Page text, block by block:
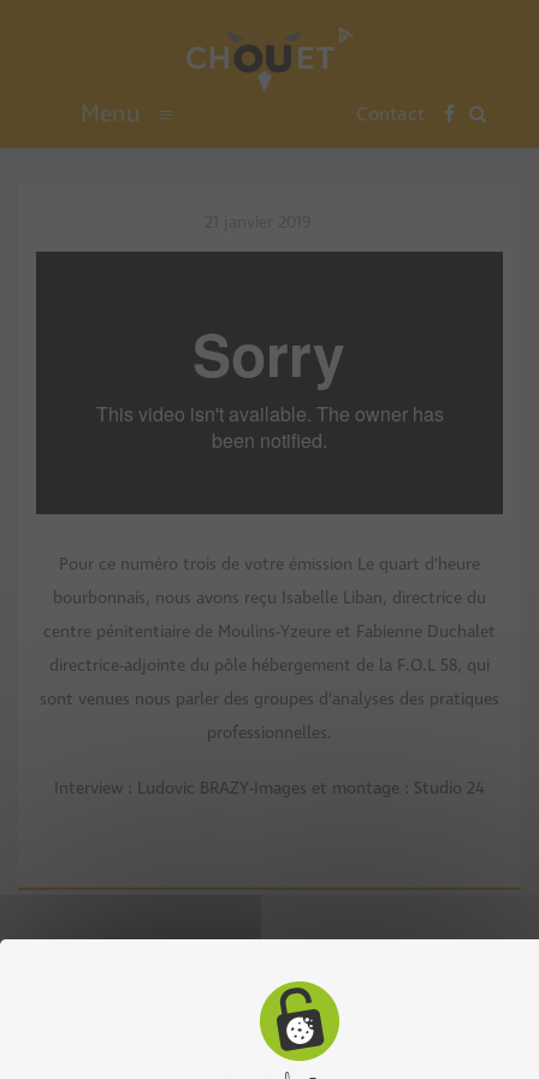
Menu ≡ Contact
Pour ce numéro trois de votre émission Le quart d’heure
bourbonnais, nous avons reçu Isabelle Liban, directrice du
centre pénitentiaire de Moulins-Yzeure et Fabienne Duchalet
directrice-adjointe du pôle hébergement de la F.O.L 58, qui
sont venues nous parler des groupes d’analyses des pratiques
professionnelles.
Interview : Ludovic BRAZY-Images et montage : Studio 24